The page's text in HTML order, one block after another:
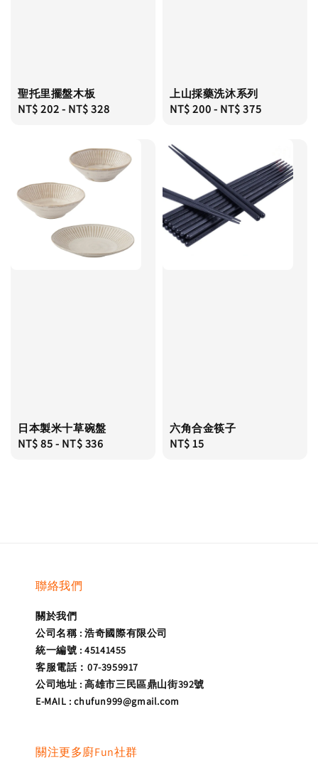
聖托里擺盤木板
Regular
NT$ 202- NT$ 328
上山採藥洗沐系列
Regular
NT$ 200- NT$ 375
日本製米十草碗盤
Regular
NT$ 85- NT$ 336
六角合金筷子
Regular
NT$ 15
聯絡我們
關於我們
公司名稱 : 浩奇國際有限公司
統一編號 : 45141455
客服電話：07-3959917
公司地址 : 高雄市三民區鼎山街392號
E-MAIL : chufun999@gmail.com
關注更多廚Fun社群